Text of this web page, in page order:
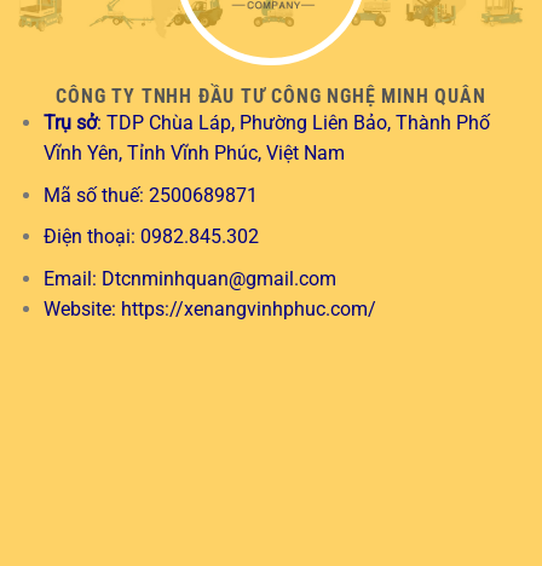
CÔNG TY TNHH ĐẦU TƯ CÔNG NGHỆ MINH QUÂN
Trụ sở: TDP Chùa Láp, Phường Liên Bảo, Thành Phố
Vĩnh Yên, Tỉnh Vĩnh Phúc, Việt Nam
Mã số thuế: 2500689871
Điện thoại: 0982.845.302
Email: Dtcnminhquan@gmail.com
Website: https://xenangvinhphuc.com/